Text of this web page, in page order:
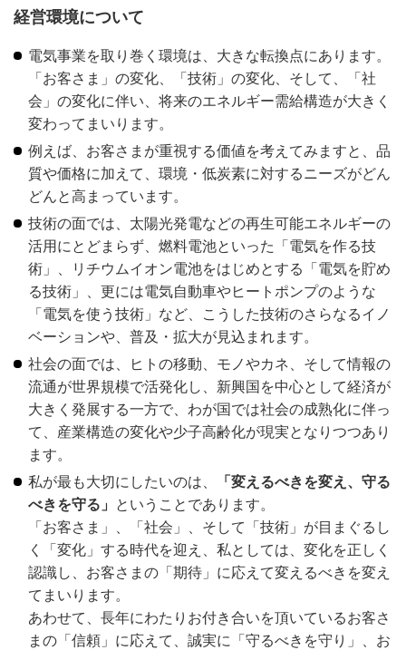
経営環境について
電気事業を取り巻く環境は、大きな転換点にあります。
「お客さま」の変化、「技術」の変化、そして、「社
会」の変化に伴い、将来のエネルギー需給構造が大きく
変わってまいります。
例えば、お客さまが重視する価値を考えてみますと、品
質や価格に加えて、環境・低炭素に対するニーズがどん
どんと高まっています。
技術の面では、太陽光発電などの再生可能エネルギーの
活用にとどまらず、燃料電池といった「電気を作る技
術」、リチウムイオン電池をはじめとする「電気を貯め
る技術」、更には電気自動車やヒートポンプのような
「電気を使う技術」など、こうした技術のさらなるイノ
ベーションや、普及・拡大が見込まれます。
社会の面では、ヒトの移動、モノやカネ、そして情報の
流通が世界規模で活発化し、新興国を中心として経済が
大きく発展する一方で、わが国では社会の成熟化に伴っ
て、産業構造の変化や少子高齢化が現実となりつつあり
ます。
私が最も大切にしたいのは、
「変えるべきを変え、守る
べきを守る」
ということであります。
「お客さま」、「社会」、そして「技術」が目まぐるし
く「変化」する時代を迎え、私としては、変化を正しく
認識し、お客さまの「期待」に応えて変えるべきを変え
てまいります。
あわせて、長年にわたりお付き合いを頂いているお客さ
まの「信頼」に応えて、誠実に「守るべきを守り」、お